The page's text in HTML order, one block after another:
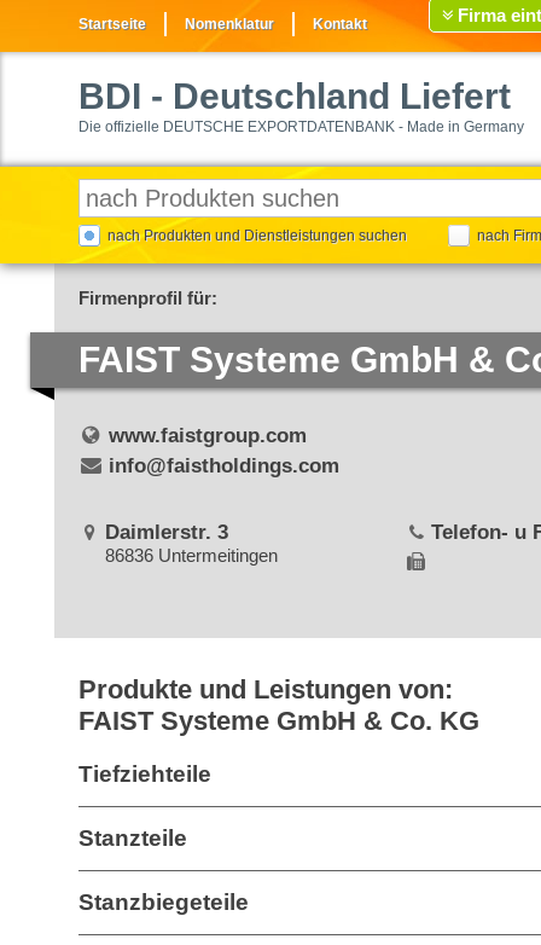
Startseite Nomenklatur Kontakt Firma
BDI - Deutschland Liefert
Die offizielle DEUTSCHE EXPORTDATENBANK - Made in Germany
nach Produkten und Dienstleistungen suchen nach
Firmenprofil für:
FAIST Systeme GmbH &
www.faistgroup.com
info@faistholdings.com
Daimlerstr. 3
86836 Untermeitingen
Telefon- u
Produkte und Leistungen von:
FAIST Systeme GmbH & Co. KG
Tiefziehteile
Stanzteile
Stanzbiegeteile